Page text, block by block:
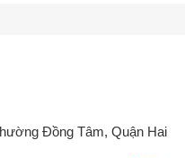
Đồng Tâm, Quận Hai